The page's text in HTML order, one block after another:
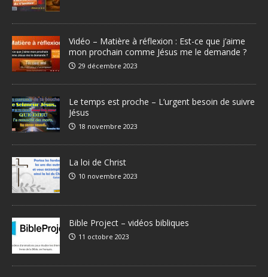
Vidéo – Matière à réflexion : Est-ce que j’aime
mon prochain comme Jésus me le demande ?
29 décembre 2023
Le temps est proche – L’urgent besoin de suivre
Jésus
18 novembre 2023
La loi de Christ
10 novembre 2023
Bible Project – vidéos bibliques
11 octobre 2023